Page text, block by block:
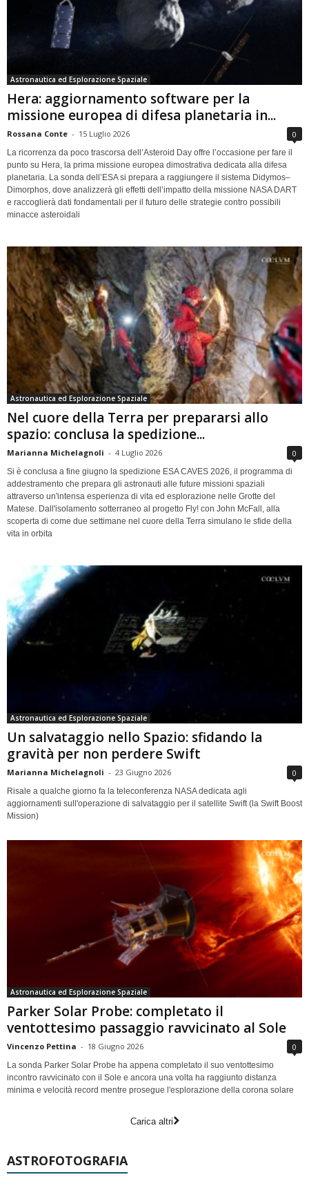
Astronautica ed Esplorazione Spaziale
Hera: aggiornamento software per la
missione europea di difesa planetaria in...
Rossana Conte - 15 Luglio 2026 0
La ricorrenza da poco trascorsa dell’Asteroid Day offre l’occasione per fare il
punto su Hera, la prima missione europea dimostrativa dedicata alla difesa
planetaria. La sonda dell’ESA si prepara a raggiungere il sistema Didymos–
Dimorphos, dove analizzerà gli effetti dell’impatto della missione NASA DART
e raccoglierà dati fondamentali per il futuro delle strategie contro possibili
minacce asteroidali
Astronautica ed Esplorazione Spaziale
Nel cuore della Terra per prepararsi allo
spazio: conclusa la spedizione...
Marianna Michelagnoli - 4 Luglio 2026 0
Si è conclusa a fine giugno la spedizione ESA CAVES 2026, il programma di
addestramento che prepara gli astronauti alle future missioni spaziali
attraverso un'intensa esperienza di vita ed esplorazione nelle Grotte del
Matese. Dall'isolamento sotterraneo al progetto Fly! con John McFall, alla
scoperta di come due settimane nel cuore della Terra simulano le sfide della
vita in orbita
Astronautica ed Esplorazione Spaziale
Un salvataggio nello Spazio: sfidando la
gravità per non perdere Swift
Marianna Michelagnoli - 23 Giugno 2026 0
Risale a qualche giorno fa la teleconferenza NASA dedicata agli
aggiornamenti sull'operazione di salvataggio per il satellite Swift (la Swift Boost
Mission)
Astronautica ed Esplorazione Spaziale
Parker Solar Probe: completato il
ventottesimo passaggio ravvicinato al Sole
Vincenzo Pettina - 18 Giugno 2026 0
La sonda Parker Solar Probe ha appena completato il suo ventottesimo
incontro ravvicinato con il Sole e ancora una volta ha raggiunto distanza
minima e velocità record mentre prosegue l'esplorazione della corona solare
Carica altri
ASTROFOTOGRAFIA